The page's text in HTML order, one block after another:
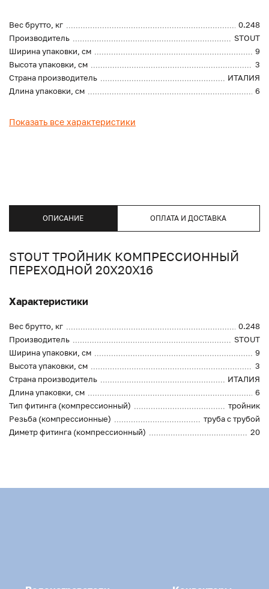
Вес брутто, кг
0.248
Производитель
STOUT
Ширина упаковки, см
9
Высота упаковки, см
3
Страна производитель
ИТАЛИЯ
Длина упаковки, см
6
Показать все характеристики
ОПИСАНИЕ ОПЛАТА И ДОСТАВКА
STOUT ТРОЙНИК КОМПРЕССИОННЫЙ
ПЕРЕХОДНОЙ 20Х20Х16
Характеристики
Вес брутто, кг
0.248
Производитель
STOUT
Ширина упаковки, см
9
Высота упаковки, см
3
Страна производитель
ИТАЛИЯ
Длина упаковки, см
6
Тип фитинга (компрессионный)
тройник
Резьба (компрессионные)
труба с трубой
Диметр фитинга (компрессионный)
20